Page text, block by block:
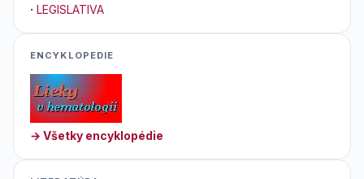
· LEGISLATIVA
ENCYKLOPEDIE
→ Všetky encyklopédie